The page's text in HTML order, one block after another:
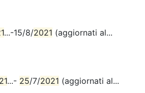
...-15/8/2021 (aggiornati al...
...- 25/7/2021 (aggiornati al...